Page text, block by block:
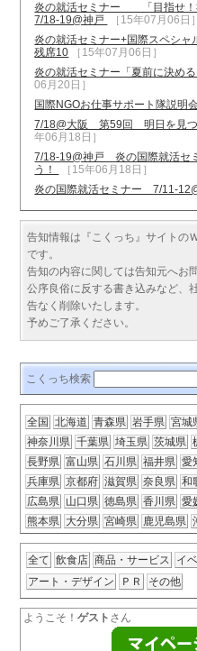
炎の就活セミナー 「目指せ！
7/18-19@神戸
［15年07月06日］
炎の就活セミナー+国際スペシ
残席10
［15年07月06日］
炎の就活セミナー「夏前に決め
06月20日］
国際NGOお仕事サポート隊説
7/18@大阪 第59回 明日を見つ
年06月18日］
7/18-19@神戸 炎の国際就活セ
う！
［15年06月18日］
炎の国際就活セミナー 7/11-
告知情報は『こくっち』サイトの
です。
告知の内容に関しては告知元へお
公序良俗に反する書き込みなど、
告なく削除いたします。
予めご了承ください。
こくっち検索
全国 北海道 青森県 岩手県 宮城
神奈川県 千葉県 埼玉県 茨城県
長野県 富山県 石川県 福井県 愛
兵庫県 京都府 滋賀県 奈良県 和
広島県 山口県 徳島県 香川県 愛
熊本県 大分県 宮崎県 鹿児島県
全て 飲食店 商品・サービス イ
アート・デザイン
ＰＲ その他
ようこそ！ゲスト さん